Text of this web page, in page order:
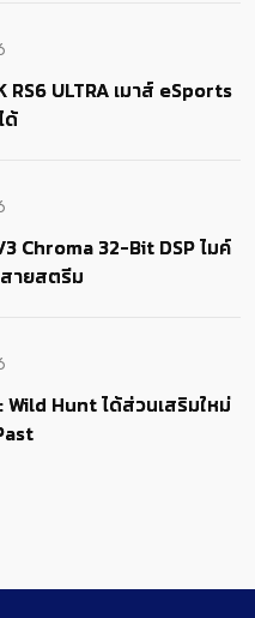
RS6 ULTRA เมาส์ eSports
ด้
Chroma 32-Bit DSP ไมค์
สายสตรีม
Hunt ได้ส่วนเสริมใหม่